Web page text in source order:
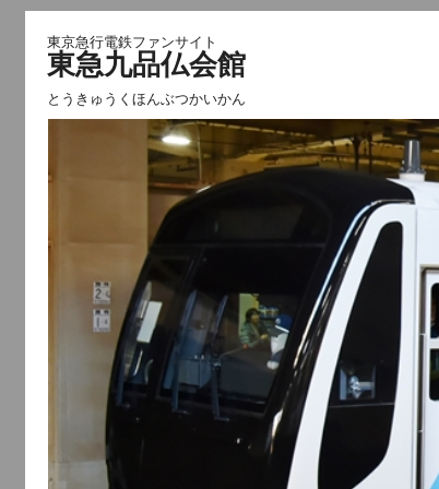
東京急行電鉄ファンサイト
東急九品仏会館
とうきゅうくほんぶつかいかん